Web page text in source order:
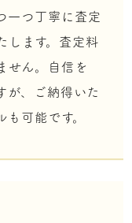
一つ丁寧に査定
します。査定料
せん。自信を
が、ご納得いた
可能です。